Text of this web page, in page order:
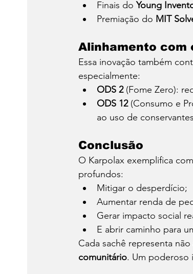
Finais do Young
Premiação do MIT
Alinhamento com
Essa inovação também
especialmente:
ODS 2 (Fome Zero):
ODS 12 (Consumo e
ao uso de
Conclusão
O Karpolax exemplifica
profundos:
Mitigar o desperdício;
Aumentar renda de
Gerar impacto social
E abrir caminho para
Cada sachê representa
comunitário. Um poderoso